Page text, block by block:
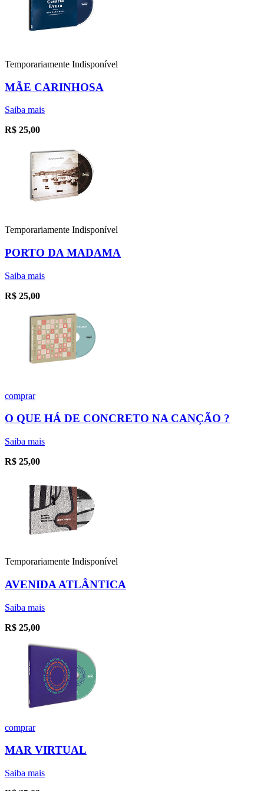
Temporariamente Indisponível
MÃE CARINHOSA
Saiba mais
R$ 25,00
Temporariamente Indisponível
PORTO DA MADAMA
Saiba mais
R$ 25,00
comprar
O QUE HÁ DE CONCRETO NA CANÇÃO ?
Saiba mais
R$ 25,00
Temporariamente Indisponível
AVENIDA ATLÂNTICA
Saiba mais
R$ 25,00
comprar
MAR VIRTUAL
Saiba mais